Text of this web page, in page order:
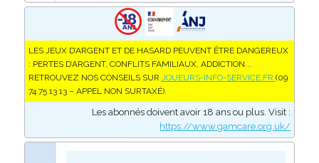
LES JEUX D’ARGENT ET DE HASARD PEUVENT ÊTRE DANGEREUX
: PERTES D’ARGENT, CONFLITS FAMILIAUX, ADDICTION...
RETROUVEZ NOS CONSEILS SUR JOUEURS-INFO-SERVICE.FR (09
74 75 13 13 – APPEL NON SURTAXÉ).
Les abonnés doivent avoir 18 ans ou plus. Visit :
https://www.gamcare.org.uk/